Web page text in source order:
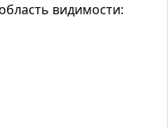
видимости: